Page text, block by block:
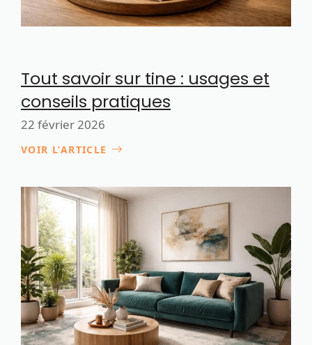
Tout savoir sur tine : usages et
conseils pratiques
22 février 2026
VOIR L’ARTICLE